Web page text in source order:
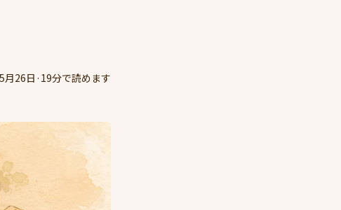
月26日· 19分で読めます